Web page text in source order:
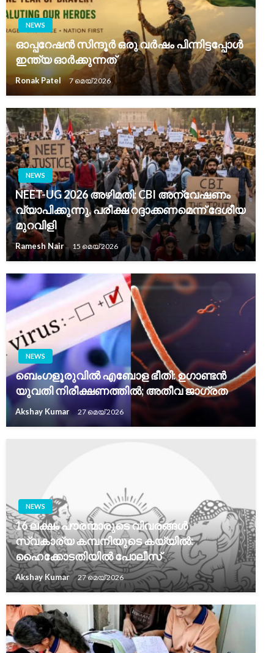
NEWS
ഓപ്പറേഷൻ സിന്ദൂർ ഒരു വർഷം പിന്നിട്ടപ്പോൾ
ഇന്ത്യ ഓർക്കുന്നത്
Ronak Patel 7 മെയ്‌ 2026
NEWS
NEET-UG 2026 അഴിമതി: CBI അന്വേഷണം
വ്യാപിക്കുന്നു, പരീക്ഷ റദ്ദാക്കണമെന്ന് ദേശീയ
മുറവിളി
Ramesh Nair 15 മെയ്‌ 2026
NEWS
ബെംഗളൂരുവിൽ എബോള ഭീതി: ഉഗാണ്ടൻ
യുവതി നിരീക്ഷണത്തിൽ; അതീവ ജാഗ്രത
Akshay Kumar 27 മെയ്‌ 2026
NEWS
16 ലക്ഷം പൗരന്മാരുടെ വിവരങ്ങൾ
സ്വകാര്യ കമ്പനിയുടെ കയ്യിൽ:
ഹൈക്കോടതിയിൽ പോലീസ്
Akshay Kumar 27 മെയ്‌ 2026